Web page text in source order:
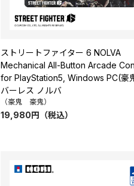
ストリートファイター 6 NOLVA
Mechanical All-Button Arcade
for PlayStation5, Windows PC(豪
バーレス ノルバ
（豪鬼 豪鬼）
19,980円 （税込）